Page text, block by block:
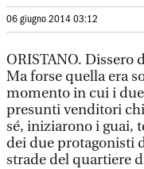
06 giugno 2014 03:12
ORISTANO. Dissero
Ma forse quella era
momento in cui i
presunti venditori
sé, iniziarono i guai,
dei due protagonisti
strade del quartiere